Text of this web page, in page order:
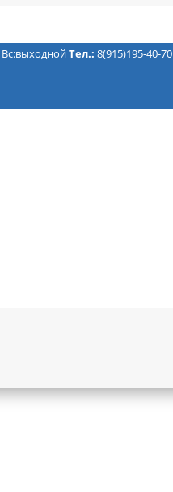
Вс:выходнойТел.: 8(915)195-40-70